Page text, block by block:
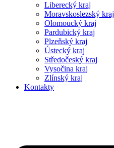
Liberecký kraj
Moravskoslezský kraj
Olomoucký kraj
Pardubický kraj
Plzeňský kraj
Ústecký kraj
Středočeský kraj
Vysočina kraj
Zlínský kraj
Kontakty